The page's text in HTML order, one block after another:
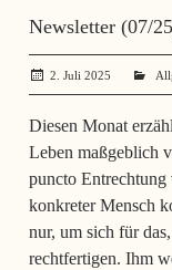
Newsletter (07/
2. Juli 2025
Diesen Monat
Leben maßgeblich
puncto
konkreter Mensch
nur, um sich für
rechtfertigen. Ihm